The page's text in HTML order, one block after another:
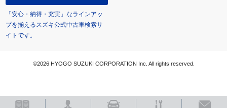
「安心・納得・充実」なラインアッ
プを揃えるスズキ公式中古車検索サ
イトです。
©2026 HYOGO SUZUKI CORPORATION Inc. All rights reserved.